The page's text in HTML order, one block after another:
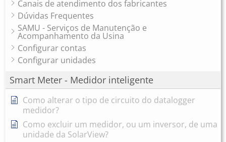
Canais de atendimento dos fabricantes
Dúvidas Frequentes
SAMU - Serviços de Manutenção e
Acompanhamento da Usina
Configurar contas
Configurar unidades
Smart Meter - Medidor inteligente
Como alterar o tipo de circuito do datalogger
medidor?
Como excluir um medidor, ou um inversor, de uma
unidade da SolarView?